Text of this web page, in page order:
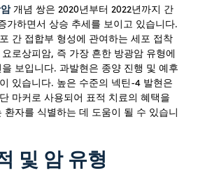
개념 쌍은 2020년부터 2022년까지 간
가하면서 상승 추세를 보이고 있습니다.
간 접합부 형성에 관여하는 세포 접착
로상피암, 즉 가장 흔한 방광암 유형에
보입니다. 과발현은 종양 진행 및 예후
있습니다. 높은 수준의 넥틴-4 발현은
마커로 사용되어 표적 치료의 혜택을
환자를 식별하는 데 도움이 될 수 있습니
및 암 유형